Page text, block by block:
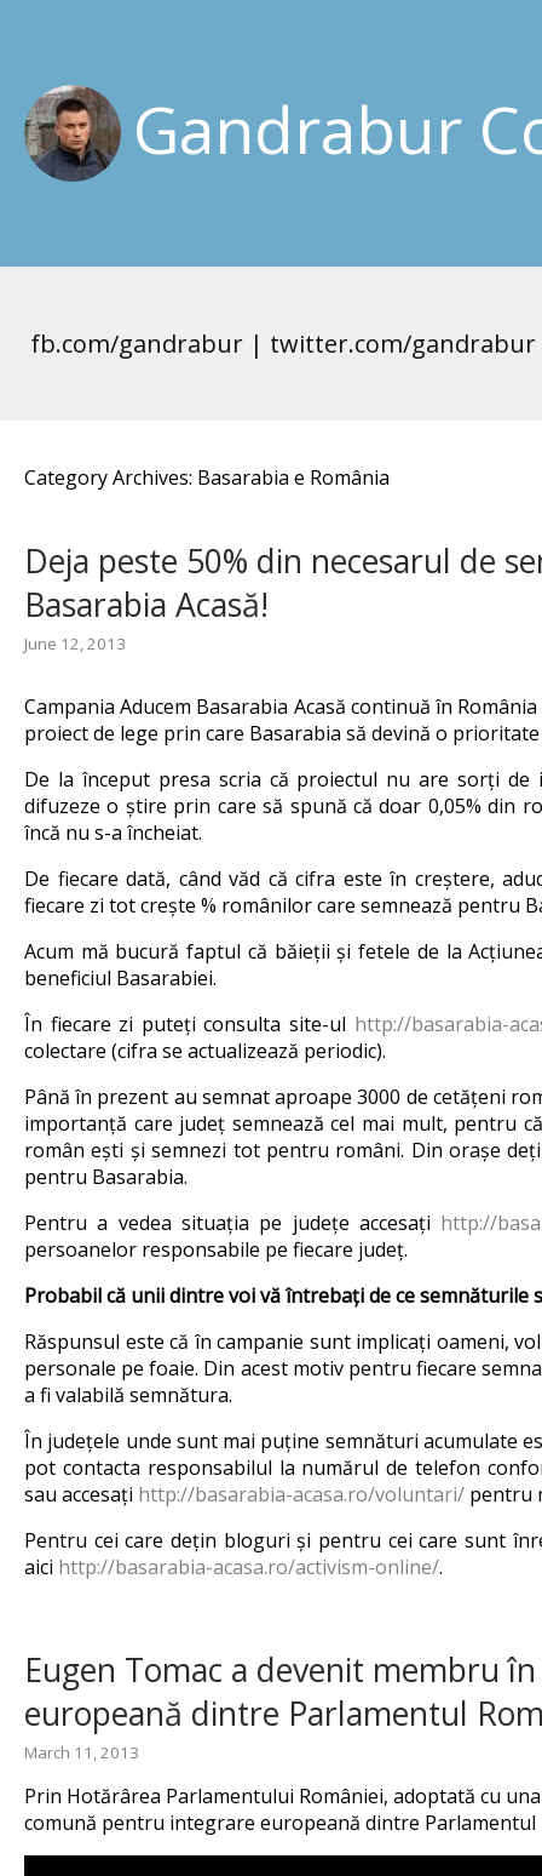
Gandrabur
fb.com/gandrabur | twitter.com/gandrabur
Category Archives: Basarabia e România
Deja peste 50% din necesarul de
Basarabia Acasă!
June 12, 2013
Campania Aducem Basarabia Acasă continuă în
proiect de lege prin care Basarabia să devină o
De la început presa scria că proiectul nu are sorți
difuzeze o știre prin care să spună că doar 0,05% din
încă nu s-a încheiat.
De fiecare dată, când văd că cifra este în creștere,
fiecare zi tot crește % românilor care semnează pentru
Acum mă bucură faptul că băieții și fetele de la
beneficiul Basarabiei.
În fiecare zi puteți consulta site-ul http://basarabia-
colectare (cifra se actualizează periodic).
Până în prezent au semnat aproape 3000 de cetățeni
importanță care județ semnează cel mai mult, pentru
român ești și semnezi tot pentru români. Din orașe
pentru Basarabia.
Pentru a vedea situația pe județe accesați http://
persoanelor responsabile pe fiecare județ.
Probabil că unii dintre voi vă întrebați de ce semnăturile
Răspunsul este că în campanie sunt implicați oameni,
personale pe foaie. Din acest motiv pentru fiecare
a fi valabilă semnătura.
În județele unde sunt mai puține semnături acumulate
pot contacta responsabilul la numărul de telefon
sau accesați http://basarabia-acasa.ro/voluntari/ pentru
Pentru cei care dețin bloguri și pentru cei care sunt
aici http://basarabia-acasa.ro/activism-online/.
Eugen Tomac a devenit membru
europeană dintre Parlamentul
March 11, 2013
Prin Hotărârea Parlamentului României, adoptată cu
comună pentru integrare europeană dintre Parlamentul